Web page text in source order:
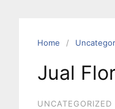
Home
Jual
UNCATEGORIZED